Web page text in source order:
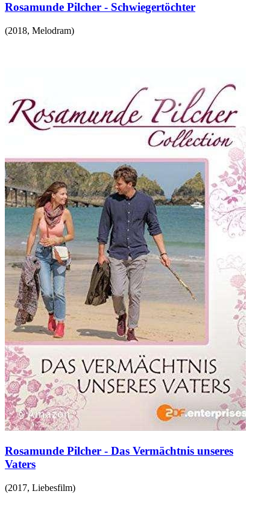
Rosamunde Pilcher - Schwiegertöchter
(2018, Melodram)
Rosamunde Pilcher - Das Vermächtnis unseres
Vaters
(2017, Liebesfilm)